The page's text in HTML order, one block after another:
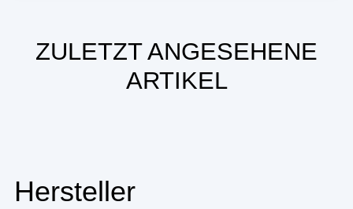
ZULETZT ANGESEHENE
ARTIKEL
Hersteller